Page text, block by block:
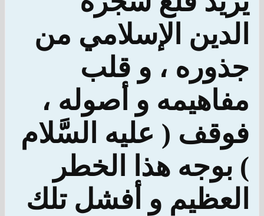
الدين الإسلامي من
جذوره ، و قلب
مفاهيمه و أصوله ،
فوقف ( عليه السَّلام
) بوجه هذا الخطر
العظيم و أفشل تلك